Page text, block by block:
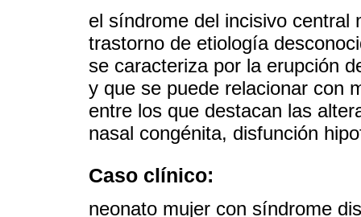
el síndrome del incisivo central
trastorno de etiología
se caracteriza por la erupción
y que se puede relacionar con
entre los que destacan las
nasal congénita, disfunción
Caso clínico:
neonato mujer con síndrome